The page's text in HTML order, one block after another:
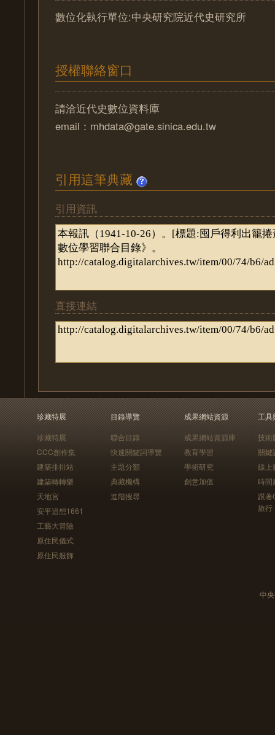
數位化執行單位:中央研究院近代史研究所
授權聯絡窗口
請洽近代史數位資料庫
email：mhdata@gate.sinica.edu.tw
引用這筆典藏
引用資訊
直接連結
珍藏特展
珍藏特展
CCC創作集
建築排排站
建築轉轉樂
天地宮
安平追想1661
工藝大冒險
原住民儀式
原住民服飾
目錄導覽
聯合目錄
快速關鍵詞導覽
主題分類
典藏機構
進階搜尋
成果網站資源
成果網站資源庫
教育學習
學術研究
創意加值
工具
技術
關鍵
線上
時間
跟
旅行
中